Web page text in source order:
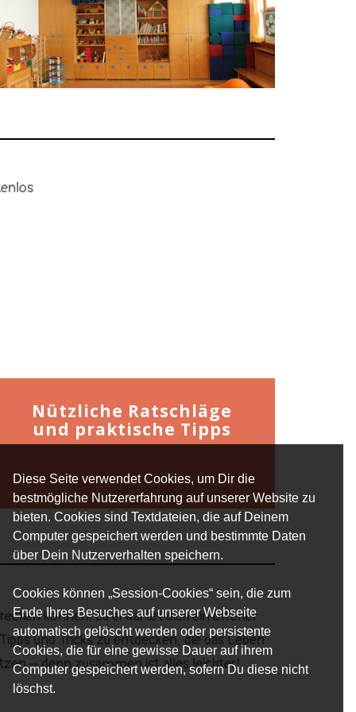
Diese Seite verwendet Cookies, um Dir die
bestmögliche Nutzererfahrung auf unserer Website zu
bieten. Cookies sind Textdateien, die auf Deinem
Computer gespeichert werden und bestimmte Daten
über Dein Nutzerverhalten speichern.
Cookies können „Session-Cookies“ sein, die zum
Ende Ihres Besuches auf unserer Webseite
automatisch gelöscht werden oder persistente
Cookies, die für eine gewisse Dauer auf ihrem
Computer gespeichert werden, sofern Du diese nicht
löschst.
Nützliche Ratschläge
und praktische Tipps
können. Es erwartet dich ein offener
und Tricks zu entdecken, die das Leben
– denn zusammen ist alles leichter!